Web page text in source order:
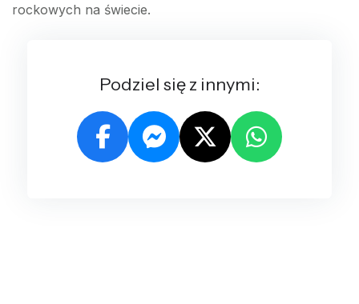
rockowych na świecie.
Podziel się z innymi: